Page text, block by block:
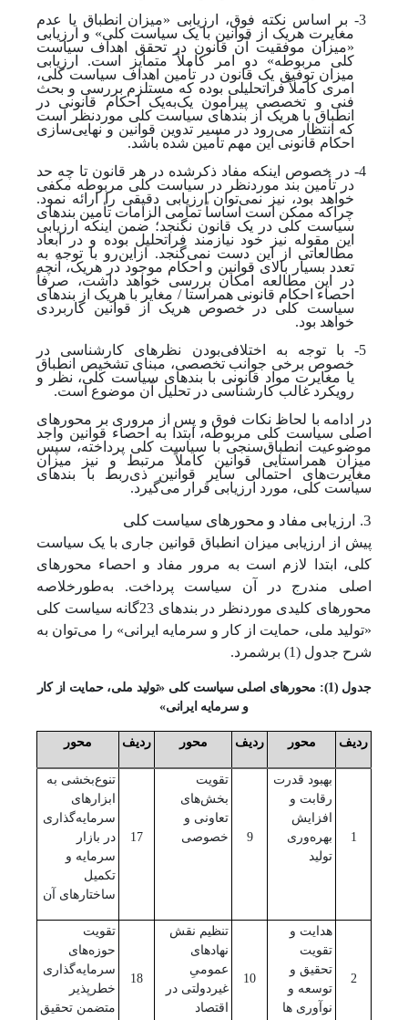
3- بر اساس نکته فوق، ارزیابی «میزان انطباق یا عدم
مغایرت هریک از قوانین با یک سیاست کلی» و ارزیابی
«میزان موفقیت آن قانون در تحقق اهداف سیاست
کلی مربوطه» دو امر کاملاً متمایز است. ارزیابی
میزان توفیق یک قانون در تأمین اهداف سیاست کلی،
امری کاملاً فراتحلیلی بوده که مستلزم بررسی و بحث
فنی و تخصصی پیرامون یک‌به‌یک احکام قانونی در
انطباق با هریک از بندهای سیاست کلی موردنظر است
که انتظار می‌رود در مسیر تدوین قوانین و نهایی‌سازی
احکام قانونی این مهم تأمین شده باشد.
4- در خصوص اینکه مفاد ذکرشده در هر قانون تا چه حد
در تأمین بند موردنظر در سیاست کلی مربوطه مکفی
خواهد بود، نیز نمی‌توان ارزیابی دقیقی را ارائه نمود.
چراکه ممکن است اساساً تمامی الزامات تأمین بندهای
سیاست کلی در یک قانون نگنجد؛ ضمن اینکه ارزیابی
این مقوله نیز خود نیازمند فراتحلیل بوده و در ابعاد
مطالعاتی از این دست نمی‌گنجد. از‌این‌رو با توجه به
تعدد بسیار بالای قوانین و احکام موجود در هریک، آنچه
در این مطالعه امکان بررسی خواهد داشت، صرفاً
احصاء احکام قانونی همراستا / مغایر با هریک از بندهای
سیاست کلی در خصوص هریک از قوانین کاربردی
خواهد بود.
5- با توجه به اختلافی‌بودن نظرهای کارشناسی در
خصوص برخی جوانب تخصصی، مبنای تشخیص انطباق
یا مغایرت مواد قانونی با بندهای سیاست کلی، نظر و
رویکرد غالب کارشناسی در تحلیل آن موضوع است.
در ادامه با لحاظ نکات فوق و پس از مروری بر محورهای
اصلی سیاست کلی مربوطه، ابتدا به احصاء قوانین واجد
موضوعیت انطباق‌سنجی با سیاست کلی پرداخته، سپس
میزان همراستایی قوانین کاملاً مرتبط و نیز میزان
مغایرت‌های احتمالی سایر قوانین ذی‌ربط با بندهای
سیاست کلی، مورد ارزیابی قرار می‌گیرد.
3. ارزیابی مفاد و محورهای سیاست کلی
پیش از ارزیابی میزان انطباق قوانین جاری با یک سیاست
کلی، ابتدا لازم است به مرور مفاد و احصاء محورهای
اصلی مندرج در آن سیاست پرداخت. به‌طورخلاصه
محورهای کلیدی موردنظر در بندهای 23گانه سیاست کلی
«تولید ملی، حمایت از کار و سرمایه ایرانی» را می‌توان به
شرح جدول (1) برشمرد.
جدول (1): محورهای اصلی سیاست کلی «تولید ملی، حمایت از کار
و سرمایه ایرانی»
ردیف محور ردیف محور ردیف محور
1
بهبود قدرت
رقابت و
افزایش
بهره‌وری
تولید
9
تقویت
بخش‌های
تعاونی و
خصوصی
17
تنوع‌بخشی به
ابزارهای
سرمایه‌گذاری
در بازار
سرمایه و
تکمیل
ساختارهای آن
2
هدایت و
تقویت
تحقیق و
توسعه و
نوآوری ‌ها
10
تنظیم نقش
نهادهای
عمومیِ
غیردولتی در
اقتصاد
18
تقویت
حوزه‌های
سرمایه‌گذاری
خطرپذیر
متضمن تحقیق